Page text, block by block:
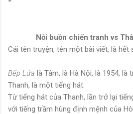
Nỗi buồn chiến tranh vs
Cái tên truyện, tên một bài viết, là hết
Bếp Lửa là Tâm, là Hà Nội, là 1954, là
Thanh, là một tiếng hát.
Từ tiếng hát của Thanh, lần trở lại
với tiếng trầm hùng định mệnh của